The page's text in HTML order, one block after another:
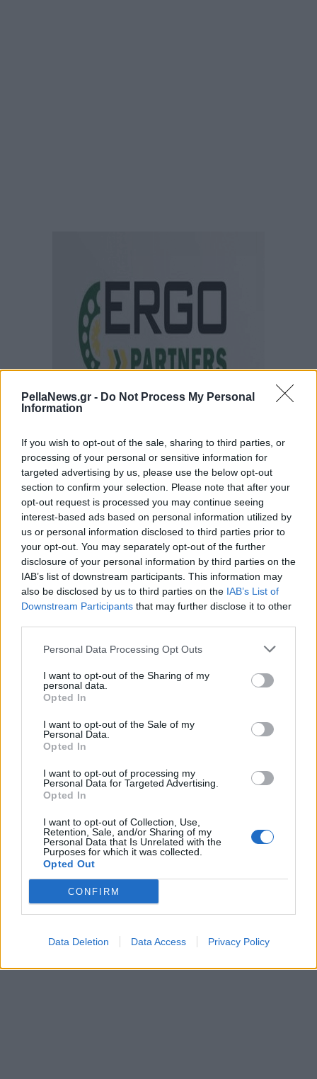
PellaNews.gr - Do Not Process My Personal
Information
If you wish to opt-out of the sale, sharing to third parties, or
processing of your personal or sensitive information for
targeted advertising by us, please use the below opt-out
section to confirm your selection. Please note that after your
opt-out request is processed you may continue seeing
interest-based ads based on personal information utilized by
us or personal information disclosed to third parties prior to
your opt-out. You may separately opt-out of the further
disclosure of your personal information by third parties on the
IAB’s list of downstream participants. This information may
also be disclosed by us to third parties on the IAB’s List of
Downstream Participants that may further disclose it to other
Personal Data Processing Opt Outs
I want to opt-out of the Sharing of my
personal data.
Opted In
I want to opt-out of the Sale of my
Personal Data.
Opted In
I want to opt-out of processing my
Personal Data for Targeted Advertising.
Opted In
I want to opt-out of Collection, Use,
Retention, Sale, and/or Sharing of my
Personal Data that Is Unrelated with the
Purposes for which it was collected.
Opted Out
CONFIRM
Data Deletion Data Access Privacy Policy